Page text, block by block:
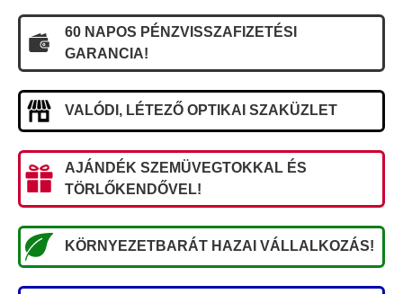
60 NAPOS PÉNZVISSZAFIZETÉSI
GARANCIA!
VALÓDI, LÉTEZŐ OPTIKAI SZAKÜZLET
AJÁNDÉK SZEMÜVEGTOKKAL ÉS
TÖRLŐKENDŐVEL!
KÖRNYEZETBARÁT HAZAI VÁLLALKOZÁS!